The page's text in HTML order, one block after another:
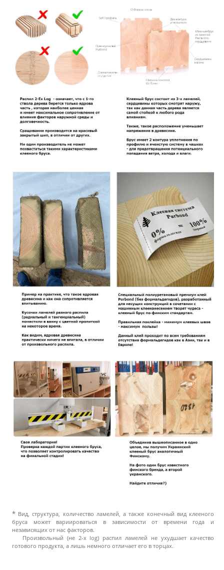
* Вид, структура, количество ламелей, а также конечный вид клееного
бруса может вариироваться в зависимости от времени года и
независящих от нас факторов.
Произвольный (не 2-х log) распил ламелей не ухудшает качество
готового продукта, а лишь немного отличает его в торцах.